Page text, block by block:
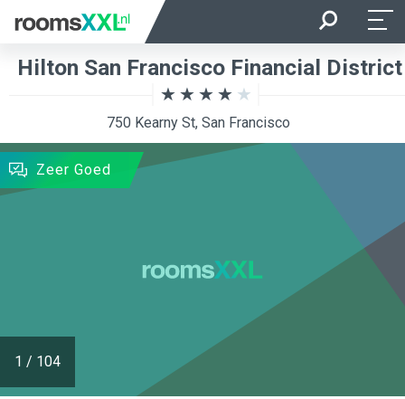
Ligging van de kamer Kamer
ZOEKEN
Hilton San Francisco Financial District
750 Kearny St, San Francisco
1 / 104
Zeer Goed